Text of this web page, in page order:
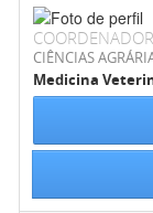
CIÊNCIAS
Medicina